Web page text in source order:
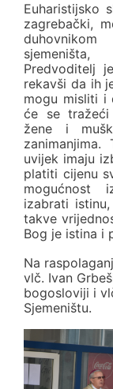
Euharistijsko
zagrebački,
Predvoditelj
rekavši da ih
mogu misliti i
će se
žene i
uvijek imaju
platiti cijenu
mogućnost
izabrati
takve
Bog je istina i
Na
vlč. Ivan
bogosloviji i
Sjemeništu.